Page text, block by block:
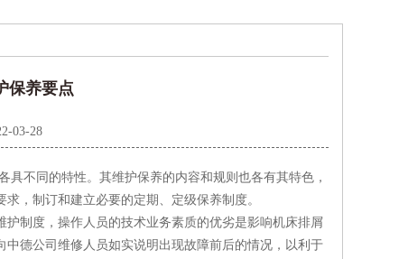
保养要点
03-28
不同的特性。其维护保养的内容和规则也各有其特色，
，制订和建立必要的定期、定级保养制度。
制度，操作人员的技术业务素质的优劣是影响机床排屑
德公司维修人员如实说明出现故障前后的情况，以利于